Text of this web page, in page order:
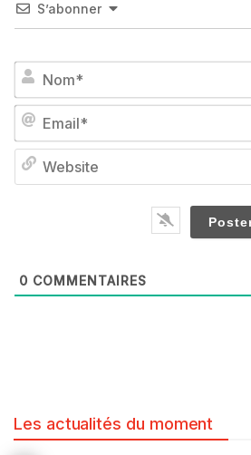
S’abonner
0 COMMENTAIRES
Les actualités du moment